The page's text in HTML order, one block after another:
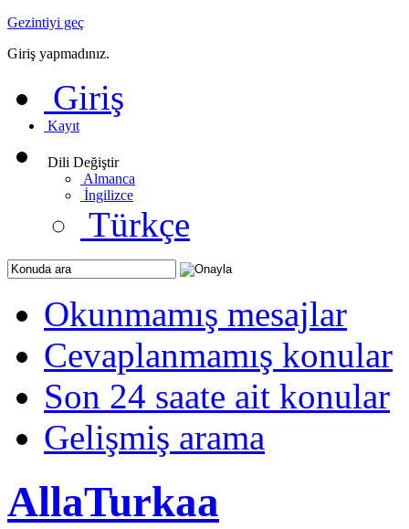
Gezintiyi geç
Giriş yapmadınız.
Giriş
Kayıt
Dili Değiştir
Almanca
İngilizce
Türkçe
Okunmamış mesajlar
Cevaplanmamış konular
Son 24 saate ait konular
Gelişmiş arama
AllaTurkaa